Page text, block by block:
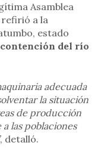
Asamblea
refirió a la
estado
del río
adecuada
la situación
de producción
las poblaciones
, detalló.